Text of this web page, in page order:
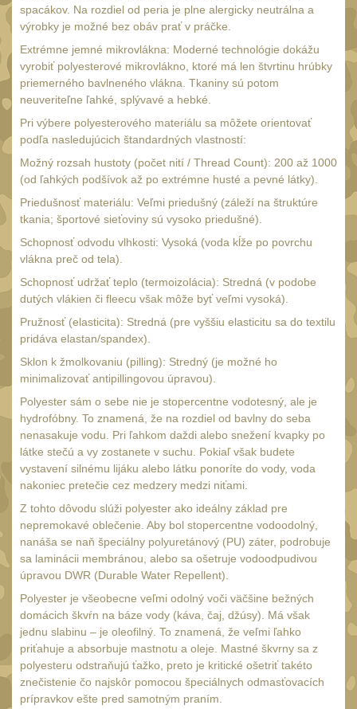
UTG
Accushot
Accushot Tactical 9
Accushot Precision 3
Hunter6
Kolimátory 16
Schmidt&Bender3
Delta Optical
Sightmark
Vector Optics
ČIŠTĚNÍ A ÚDRŽBA(67)
Čištění39
AR15
AK47
.2210
.223 (5.56mm) 9
.243 .260 (6.5mm)
.270 .280 (7mm)
.30 .308 (7.62mm)
12GA, 20GA14
.40 .41 11
.44 .4512
.357 .38 (9mm)
1911 9
spacákov. Na rozdiel od peria je plne alergicky neutrálna a
výrobky je možné bez obáv prať v práčke.
Extrémne jemné mikrovlákna: Moderné technológie dokážu
vyrobiť polyesterové mikrovlákno, ktoré má len štvrtinu hrúbky
priemerného bavlneného vlákna. Tkaniny sú potom
neuveriteľne ľahké, splývavé a hebké.
Pri výbere polyesterového materiálu sa môžete orientovať
podľa nasledujúcich štandardných vlastností:
Možný rozsah hustoty (počet nití / Thread Count): 200 až 1000
(od ľahkých podšívok až po extrémne husté a pevné látky).
Priedušnosť materiálu: Veľmi priedušný (záleží na štruktúre
tkania; športové sieťoviny sú vysoko priedušné).
Schopnosť odvodu vlhkosti: Vysoká (voda kĺže po povrchu
vlákna preč od tela).
Schopnosť udržať teplo (termoizolácia): Stredná (v podobe
dutých vlákien či fleecu však môže byť veľmi vysoká).
Pružnosť (elasticita): Stredná (pre vyššiu elasticitu sa do textilu
pridáva elastan/spandex).
Sklon k žmolkovaniu (pilling): Stredný (je možné ho
minimalizovať antipillingovou úpravou).
Polyester sám o sebe nie je stopercentne vodotesný, ale je
hydrofóbny. To znamená, že na rozdiel od bavlny do seba
nenasakuje vodu. Pri ľahkom daždi alebo snežení kvapky po
látke stečú a vy zostanete v suchu. Pokiaľ však budete
vystavení silnému lijáku alebo látku ponoríte do vody, voda
nakoniec pretečie cez medzery medzi niťami.
Z tohto dôvodu slúži polyester ako ideálny základ pre
nepremokavé oblečenie. Aby bol stopercentne vodoodolný,
nanáša se naň špeciálny polyuretánový (PU) záter, podrobuje
sa laminácii membránou, alebo sa ošetruje vodoodpudivou
úpravou DWR (Durable Water Repellent).
Polyester je všeobecne veľmi odolný voči väčšine bežných
domácich škvŕn na báze vody (káva, čaj, džúsy). Má však
jednu slabinu – je oleofilný. To znamená, že veľmi ľahko
priťahuje a absorbuje mastnotu a oleje. Mastné škvrny sa z
polyesteru odstraňujú ťažko, preto je kritické ošetriť takéto
znečistenie čo najskôr pomocou špeciálnych odmasťovacích
prípravkov ešte pred samotným praním.